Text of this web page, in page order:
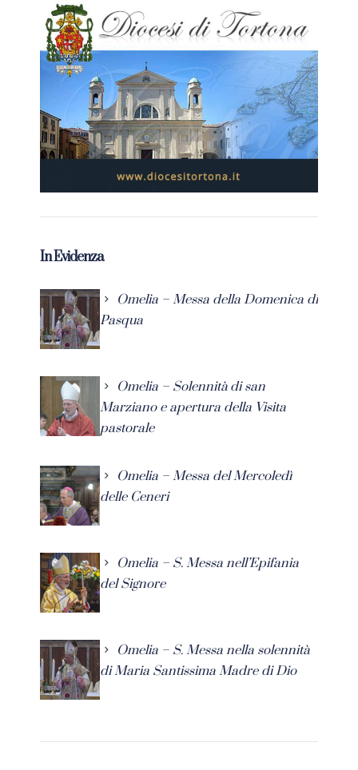
In Evidenza
Omelia – Messa della Domenica di
Pasqua
Omelia – Solennità di san
Marziano e apertura della Visita
pastorale
Omelia – Messa del Mercoledì
delle Ceneri
Omelia – S. Messa nell’Epifania
del Signore
Omelia – S. Messa nella solennità
di Maria Santissima Madre di Dio